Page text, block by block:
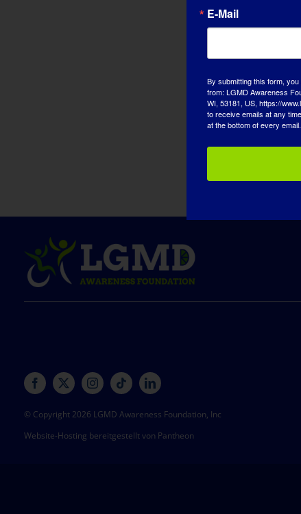
© Copyright 2026 LGMD Awareness Foundation, Inc
Website-Hosting bereitgestellt von Pantheon
E-Mail
By submitting this form,
from: LGMD Awareness
WI, 53181, US, https://
to receive emails at any
at the bottom of every email.